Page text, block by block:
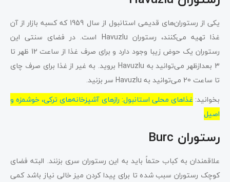
یکی از رستوران‌های قدیمی استانبول از سال 1959 که کسبه بازار از آن
غذا تهیه می‌کنند، رستوران Havuzlu است. در فضای سنتی این
رستوران یک حوض زیبا وجود دارد و برای صرف غذا از ساعت 12 ظهر تا
3 بعدازظهر می‌توانید به Havuzlu بروید. به غیر از غذا برای صرف چای
تا ساعت 20 می‌توانید به Havuzlu سر بزنید.
بخوانید: غذاهای محلی استانبول: رازهای آشپزخانه‌های ترکی، خوشمزه و
اصیل
رستوران Burc
علاقمندان به کباب حتماً باید به این رستوران سری بزنند. البته فضای
کوچک رستوران سبب شده تا برای پیدا کردن میز خالی نیاز باشد کمی